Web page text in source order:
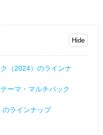
（2024）のラインナ
ーマ・マルチパック
のラインナップ